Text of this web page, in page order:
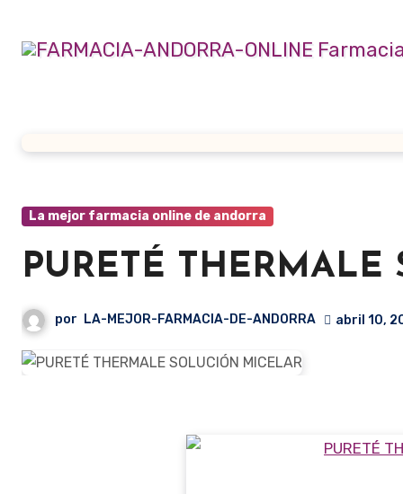
contenido
La mejor farmacia online de andorra
PURETÉ
por LA-MEJOR-FARMACIA-DE-ANDORRA abril 10,